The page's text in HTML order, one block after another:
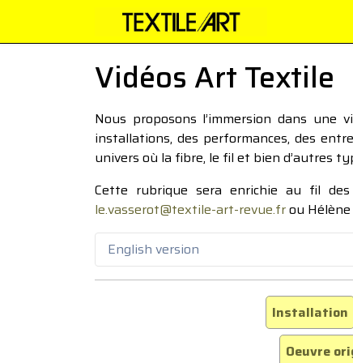
Vidéos Art Textile
Nous proposons l’immersion dans
installations, des performances, des
univers où la fibre, le fil et bien d’autres
Cette rubrique sera enrichie au fil
le.vasserot@textile-art-revue.frou
English version
Installation
Oeuvre